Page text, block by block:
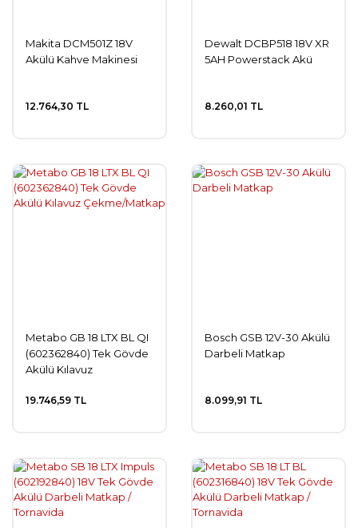
Makita DCM501Z 18V
Akülü Kahve Makinesi
12.764,30 TL
Dewalt DCBP518 18V XR
5AH Powerstack Akü
8.260,01 TL
Metabo GB 18 LTX BL QI
(602362840) Tek Gövde
Akülü Kılavuz
19.746,59 TL
Bosch GSB 12V-30 Akülü
Darbeli Matkap
8.099,91 TL